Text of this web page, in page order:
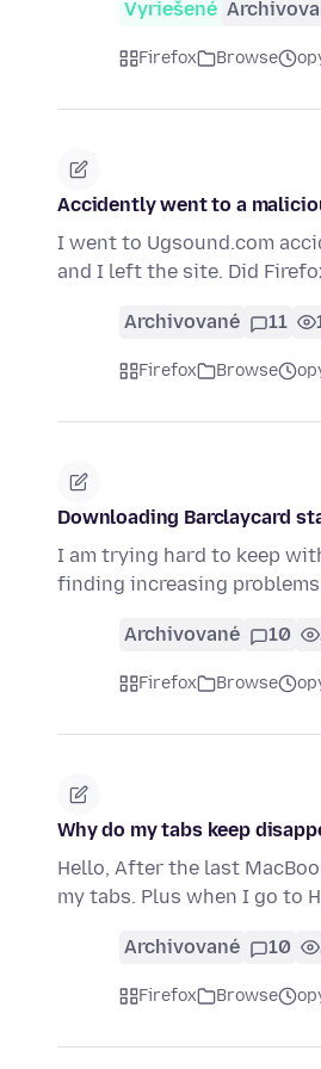
Vyriešené
Firefox Browse
Accidently went to a
I went to Ugsound.com
and I left the site. Did
Archivované 11
Firefox Browse
Downloading Barclaycard
I am trying hard to keep
finding increasing
Archivované 10
Firefox Browse
Why do my tabs keep
Hello, After the last
my tabs. Plus when I go to
Archivované 10
Firefox Browse